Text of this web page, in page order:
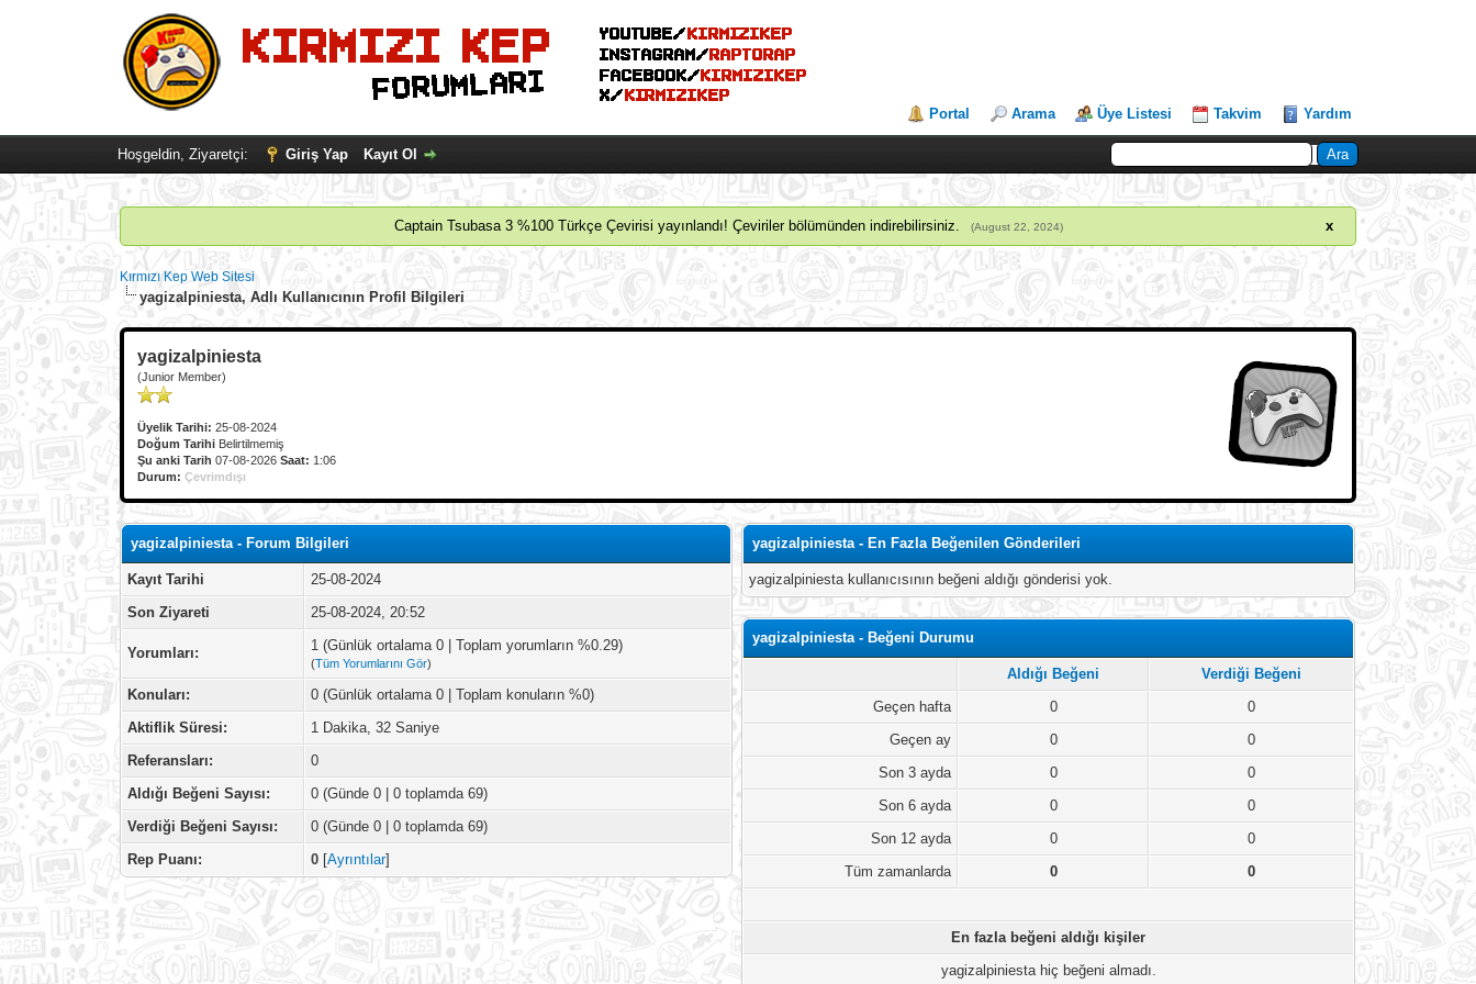
Portal Arama Üye Listesi Takvim Yardım
Hoşgeldin, Ziyaretçi: Giriş Yap Kayıt Ol
Captain Tsubasa 3 %100 Türkçe Çevirisi yayınlandı! Çeviriler bölümünden indirebilirsiniz. (August 22, 2024) x
Kırmızı Kep Web Sitesi
yagizalpiniesta, Adlı Kullanıcının Profil Bilgileri
yagizalpiniesta
(Junior Member)
Üyelik Tarihi: 25-08-2024
Doğum Tarihi Belirtilmemiş
Şu anki Tarih 07-08-2026Saat: 1:06
Durum: Çevrimdışı
yagizalpiniesta - Forum Bilgileri
Kayıt Tarihi
25-08-2024
Son Ziyareti
25-08-2024, 20:52
Yorumları: 1 (Günlük ortalama 0 | Toplam yorumların %0.29)
(Tüm Yorumlarını Gör)
Konuları:
0 (Günlük ortalama 0 | Toplam konuların %0)
Aktiflik Süresi:
1 Dakika, 32 Saniye
Referansları:
0
Aldığı Beğeni Sayısı:
0 (Günde 0 | 0 toplamda 69)
Verdiği Beğeni Sayısı:
0 (Günde 0 | 0 toplamda 69)
Rep Puanı:
0 [Ayrıntılar]
yagizalpiniesta - En Fazla Beğenilen Gönderileri
yagizalpiniesta kullanıcısının beğeni aldığı gönderisi yok.
yagizalpiniesta - Beğeni Durumu
Aldığı Beğeni
Verdiği Beğeni
Geçen hafta
0
0
Geçen ay
0
0
Son 3 ayda
0
0
Son 6 ayda
0
0
Son 12 ayda
0
0
Tüm zamanlarda
0 0
En fazla beğeni aldığı kişiler
yagizalpiniesta hiç beğeni almadı.